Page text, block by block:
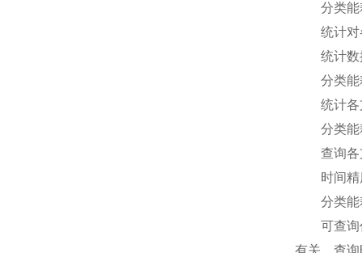
分类能
统计对各
统计数
分类能
统计各支
分类能
查询各支
时间精
分类能耗
可查询任
有关，查